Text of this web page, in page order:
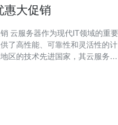
惠大促销
要
了高性能、可靠性和灵活性的计
区的技术先进国家，其云服务器
销活动，为用户提供更具吸引力